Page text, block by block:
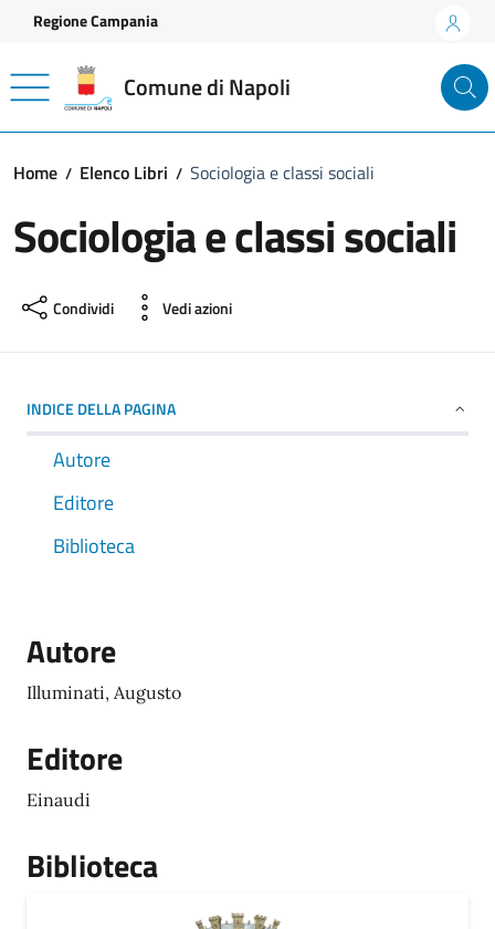
Vai ai contenuti
Vai al footer
Regione Campania
Comune di Napoli
Home Elenco Libri Sociologia e classi sociali
Sociologia e classi sociali
Condividi Vedi azioni
INDICE DELLA PAGINA
Autore
Editore
Biblioteca
Autore
Illuminati, Augusto
Editore
Einaudi
Biblioteca